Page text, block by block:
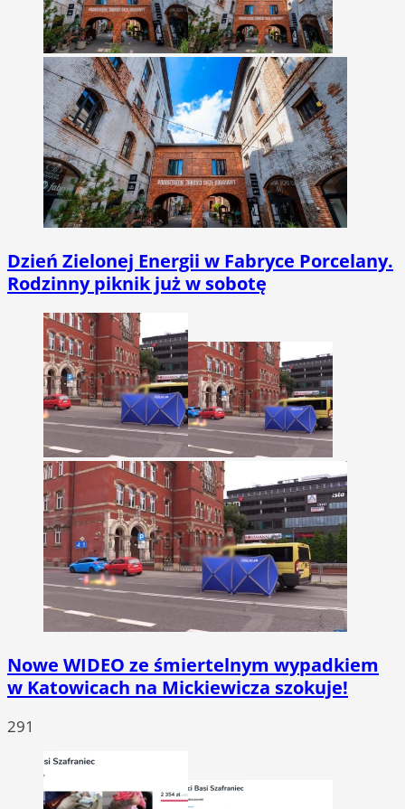
Dzień Zielonej Energii w Fabryce Porcelany.
Rodzinny piknik już w sobotę
Nowe WIDEO ze śmiertelnym wypadkiem
w Katowicach na Mickiewicza szokuje!
291